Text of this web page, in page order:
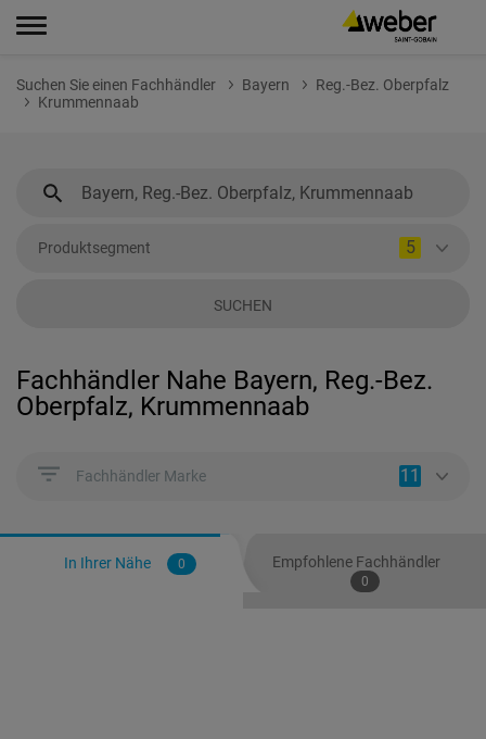
Suchen Sie einen Fachhändler Bayern
Reg.-Bez. Oberpfalz
Krummennaab
Produktsegment 5
SUCHEN
Fachhändler Nahe Bayern, Reg.-Bez.
Oberpfalz, Krummennaab
Fachhändler Marke 11
In Ihrer Nähe 0 Empfohlene Fachhändler
0